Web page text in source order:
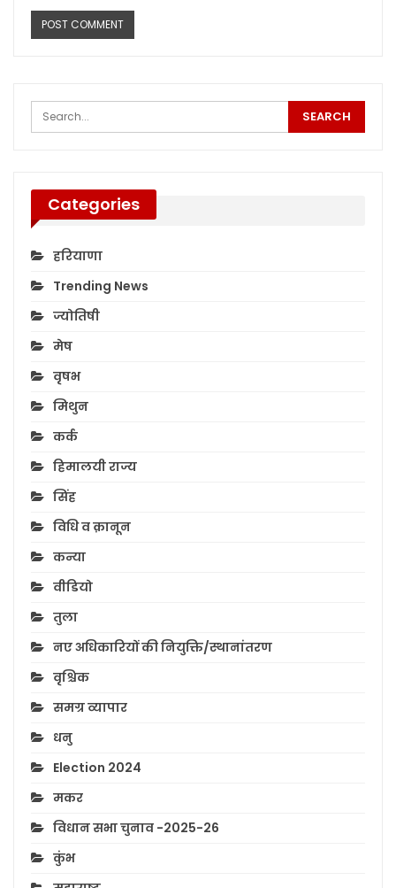
Categories
हरियाणा
Trending News
ज्योतिषी
मेष
वृषभ
मिथुन
कर्क
हिमालयी राज्य
सिंह
विधि व क़ानून
कन्या
वीडियो
तुला
नए अधिकारियों की नियुक्ति/स्थानांतरण
वृश्चिक
समग्र व्यापार
धनु
Election 2024
मकर
विधान सभा चुनाव -2025-26
कुंभ